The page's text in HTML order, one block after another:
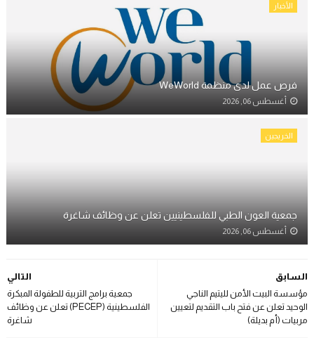
الأخبار
فرص عمل لدى منظمة WeWorld
أغسطس 06, 2026
الخريجين
جمعية العون الطبي للفلسطينيين تعلن عن وظائف شاغرة
أغسطس 06, 2026
التالي
جمعية برامج التربية للطفولة المبكرة
الفلسطينية (PECEP) تعلن عن وظائف
شاغرة
السابق
مؤسسة البيت الأمن لليتيم الناجي
الوحيد تعلن عن فتح باب التقديم لتعيين
مربيات (أم بديلة)